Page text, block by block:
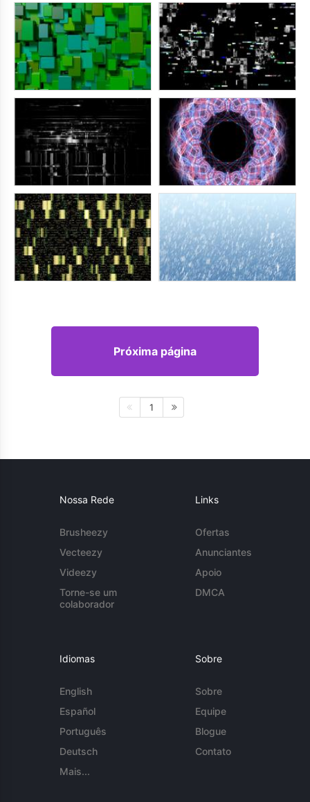
Próxima página
1
Nossa Rede
Brusheezy
Vecteezy
Videezy
Torne-se um
colaborador
Links
Ofertas
Anunciantes
Apoio
DMCA
Idiomas
English
Español
Português
Deutsch
Mais...
Sobre
Sobre
Equipe
Blogue
Contato